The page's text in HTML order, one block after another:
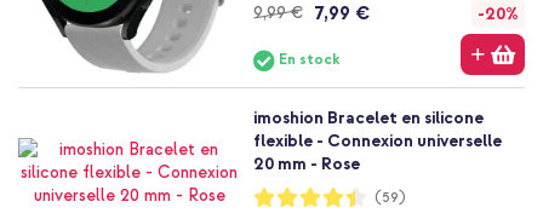
9,99 € 7,99 € -20%
En stock
imoshion Bracelet en silicone
flexible - Connexion universelle
20 mm - Rose
Notation:
89%
(59)